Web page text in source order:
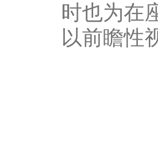
时也为在
以前瞻性